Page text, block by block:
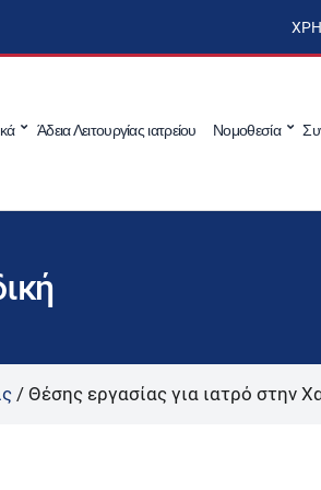
Άδεια Λειτουργίας ιατρείου Νομοθεσία
/ Θέσης εργασίας για ιατρό στην